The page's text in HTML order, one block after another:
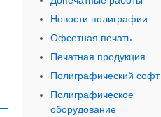
Новости полиграфии
Офсетная печать
Печатная продукция
Полиграфический софт
Полиграфическое
оборудование